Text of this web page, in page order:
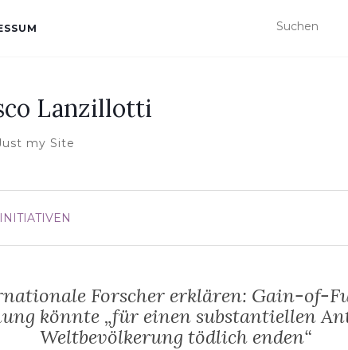
Lanzillotti
my Site
INITIATIVEN
Forscher erklären: Gain-of-
könnte „für einen substantiellen
Weltbevölkerung tödlich enden“